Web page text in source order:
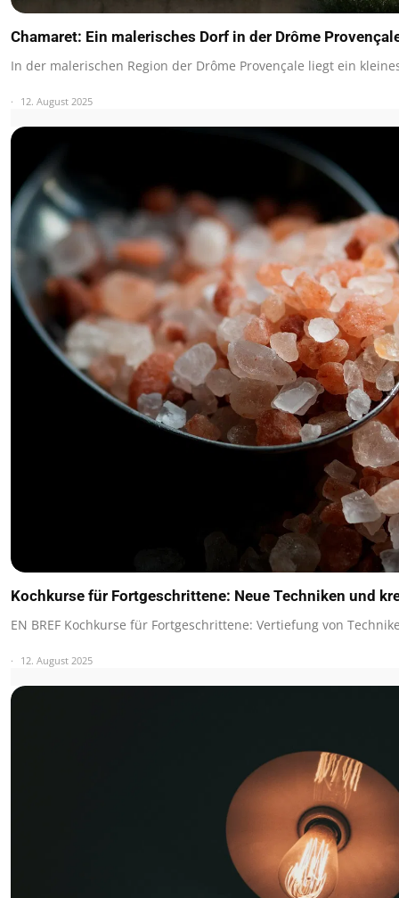
Chamaret: Ein malerisches Dorf in der Drôme
In der malerischen Region der Drôme Provençale liegt ein
12. August 2025
Kochkurse für Fortgeschrittene: Neue Techniken und
EN BREF Kochkurse für Fortgeschrittene: Vertiefung von
12. August 2025